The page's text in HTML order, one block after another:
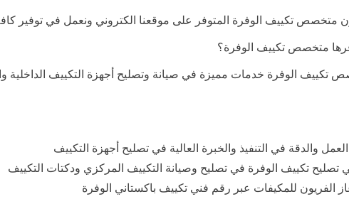
متخصص تكييف الوفرة المتوفر على موقعنا الكتروني ونعمل في
متخصص تكييف الوفرة؟
تكييف الوفرة خدمات مميزة في صيانة وتصليح أجهزة التكييف الداخلية
والدقة في التنفيذ والخبرة العالية في تصليح أجهزة التكييف
تكييف الوفرة في تصليح وصيانة التكييف المركزي ودكتات التكييف
الفريون للمكيفات عبر رقم فني تكييف باكستاني الوفرة